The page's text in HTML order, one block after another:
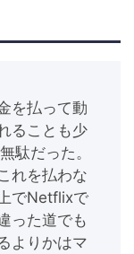
を払って動
ることも少
駄だった。
れを払わな
でNetflixで
った道でも
よりかはマ